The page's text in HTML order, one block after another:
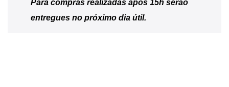
Para compras realizadas após 15h serão
entregues no próximo dia útil.